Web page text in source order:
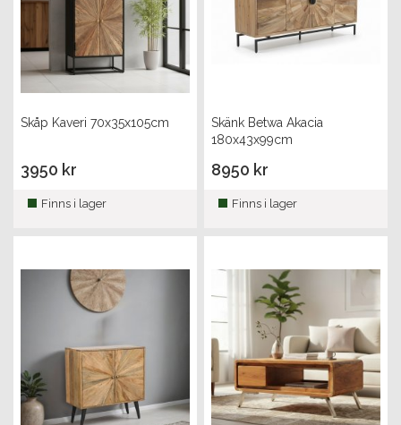
Skåp Kaveri 70x35x105cm
3950 kr
Finns i lager
Skänk Betwa Akacia
180x43x99cm
8950 kr
Finns i lager